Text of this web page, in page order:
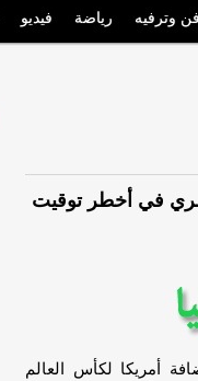
وترفيه رياضة فيديو
في أخطر توقيت
أمريكا لكأس العالم